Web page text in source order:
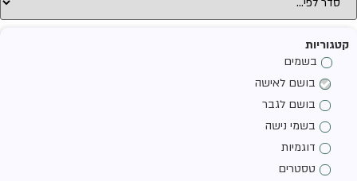
קטגוריות
בשמים
בושם לאישה
בושם לגבר
בשמי נישה
דוגמיות
טסטרים